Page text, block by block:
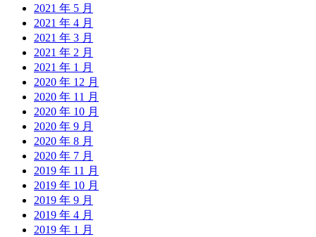
2021 年 5 月
2021 年 4 月
2021 年 3 月
2021 年 2 月
2021 年 1 月
2020 年 12 月
2020 年 11 月
2020 年 10 月
2020 年 9 月
2020 年 8 月
2020 年 7 月
2019 年 11 月
2019 年 10 月
2019 年 9 月
2019 年 4 月
2019 年 1 月